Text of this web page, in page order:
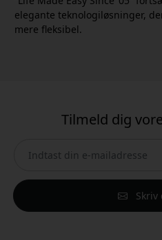
elegante teknologiløsninger,
mere fleksibel.
Tilmeld dig
Skriv